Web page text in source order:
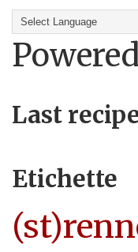
Last
Etichette